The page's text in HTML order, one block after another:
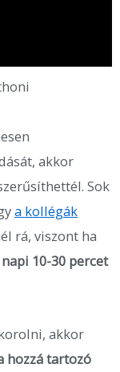
akkor
Sok
a kollégák
rá, viszont ha
10-30 percet
akkor
hozzá tartozó